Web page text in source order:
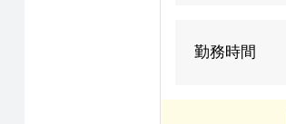
勤務時間